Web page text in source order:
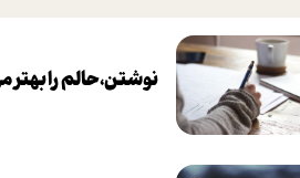
نوشتن، حالم را بهتر